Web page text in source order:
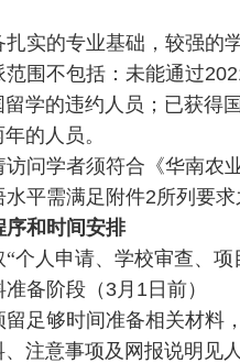
扎实的专业基础，较强
范围不包括：未能通过
学的违约人员；已获得
的人员。
访问学者须符合《华南农
水平需满足附件2所列要求
序和时间安排
“个人申请、学校审查、
准备阶段（ 3月 1 日前）
留足够时间准备相关材料
注意事项及网报说明见